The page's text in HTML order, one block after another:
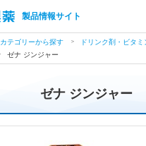
製品情報サイト
カテゴリーから探す
ドリンク剤・ビタミ
ゼナ ジンジャー
ゼナ ジンジャー